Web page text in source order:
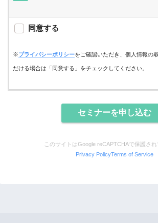
同意する
※プライバシーポリシーをご確認いただき、個人情報の
だける場合は「同意する」をチェックしてください。
このサイトはGoogle reCAPTCHAで保護され
Privacy PolicyTerms of Service